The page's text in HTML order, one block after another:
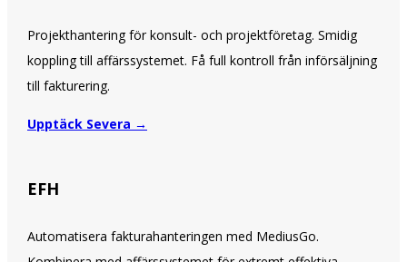
Projekthantering för konsult- och projektföretag. Smidig
koppling till affärssystemet. Få full kontroll från införsäljning
till fakturering.
Upptäck Severa →
EFH
Automatisera fakturahanteringen med MediusGo.